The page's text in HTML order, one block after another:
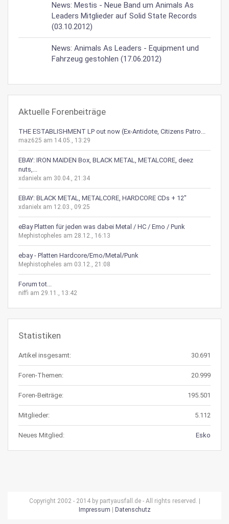
News: Mestis - Neue Band um Animals As
Leaders Mitglieder auf Solid State Records
(03.10.2012)
News: Animals As Leaders - Equipment und
Fahrzeug gestohlen (17.06.2012)
Aktuelle Forenbeiträge
THE ESTABLISHMENT LP out now (Ex-Antidote, Citizens Patro...
maz625 am 14.05., 13:29
EBAY: IRON MAIDEN Box, BLACK METAL, METALCORE, deez
nuts,...
xdanielx am 30.04., 21:34
EBAY: BLACK METAL, METALCORE, HARDCORE CDs + 12"
xdanielx am 12.03., 09:25
eBay Platten für jeden was dabei Metal / HC / Emo / Punk
Mephistopheles am 28.12., 16:13
ebay - Platten Hardcore/Emo/Metal/Punk
Mephistopheles am 03.12., 21:08
Forum tot...
niffi am 29.11., 13:42
Statistiken
Artikel insgesamt: 30.691
Foren-Themen: 20.999
Foren-Beiträge: 195.501
Mitglieder: 5.112
Neues Mitglied: Esko
Copyright 2002 - 2014 by partyausfall.de - All rights reserved. |
Impressum
Datenschutz